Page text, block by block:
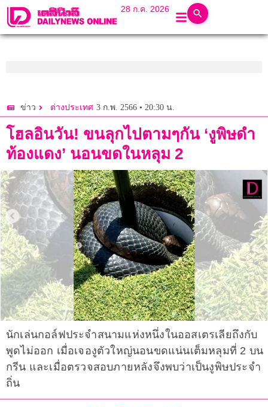
28 ก.ค. 2026
ข่าว ต่างประเทศ 3 ก.พ. 2566 • 20:30 น.
โฮลอินวัน! ขนลุกไปตามๆกัน ‘งูพิษดำ
ท้องแดง’ นอนขดในหลุม 2
นักเล่นกอล์ฟประจำสนามแห่งหนึ่งในออสเตรเลียถึงกับ
พูดไม่ออก เมื่อเจองูตัวใหญ่นอนขดแน่นเต็มหลุมที่ 2 บน
กรีน และเมื่อตรวจสอบภายหลังจึงพบว่าเป็นงูพิษประจำ
ถิ่น